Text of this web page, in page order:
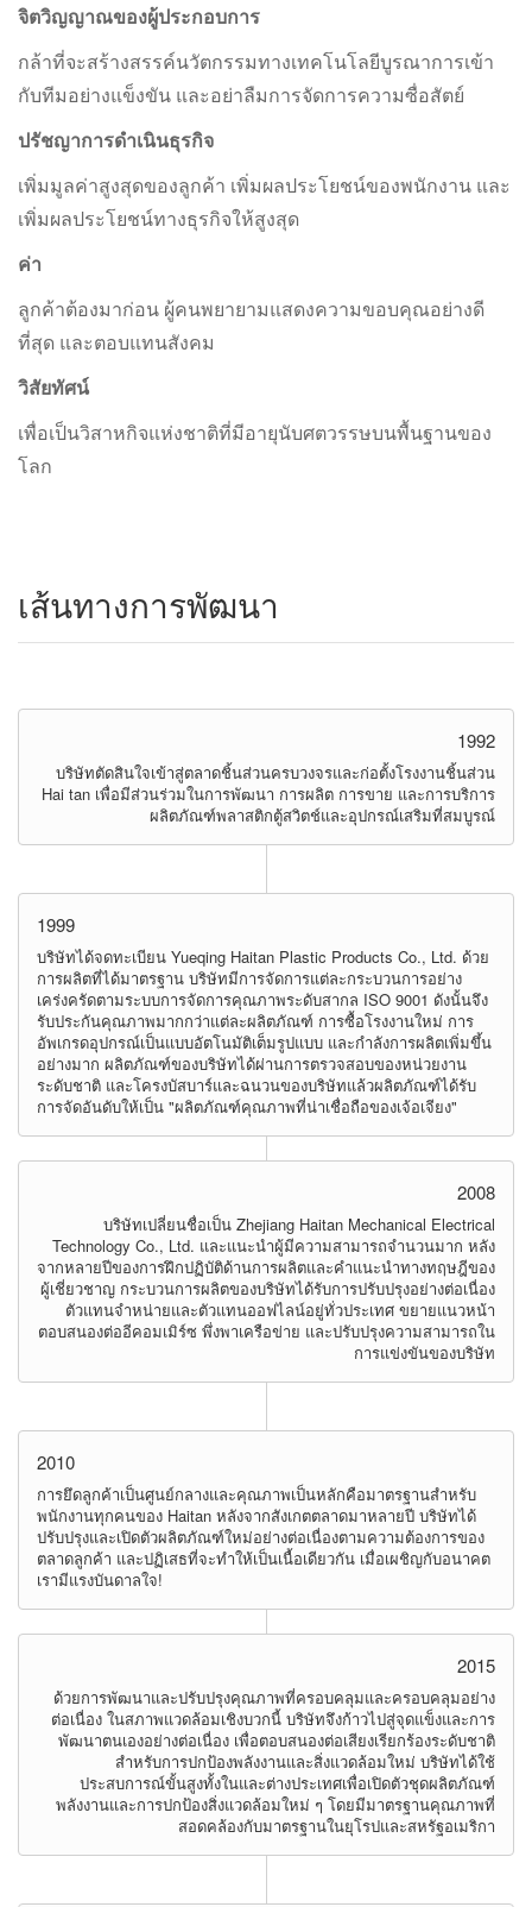
จิตวิญญาณของผู้ประกอบการ
กล้าที่จะสร้างสรรค์นวัตกรรมทางเทคโนโลยีบูรณาการเข้า
กับทีมอย่างแข็งขัน และอย่าลืมการจัดการความซื่อสัตย์
ปรัชญาการดำเนินธุรกิจ
เพิ่มมูลค่าสูงสุดของลูกค้า เพิ่มผลประโยชน์ของพนักงาน และ
เพิ่มผลประโยชน์ทางธุรกิจให้สูงสุด
ค่า
ลูกค้าต้องมาก่อน ผู้คนพยายามแสดงความขอบคุณอย่างดี
ที่สุด และตอบแทนสังคม
วิสัยทัศน์
เพื่อเป็นวิสาหกิจแห่งชาติที่มีอายุนับศตวรรษบนพื้นฐานของ
โลก
เส้นทางการพัฒนา
1992
บริษัทตัดสินใจเข้าสู่ตลาดชิ้นส่วนครบวงจรและก่อตั้งโรงงานชิ้นส่วน
Hai tan เพื่อมีส่วนร่วมในการพัฒนา การผลิต การขาย และการบริการ
ผลิตภัณฑ์พลาสติกตู้สวิตช์และอุปกรณ์เสริมที่สมบูรณ์
1999
บริษัทได้จดทะเบียน Yueqing Haitan Plastic Products Co., Ltd. ด้วย
การผลิตที่ได้มาตรฐาน บริษัทมีการจัดการแต่ละกระบวนการอย่าง
เคร่งครัดตามระบบการจัดการคุณภาพระดับสากล ISO 9001 ดังนั้นจึง
รับประกันคุณภาพมากกว่าแต่ละผลิตภัณฑ์ การซื้อโรงงานใหม่ การ
อัพเกรดอุปกรณ์เป็นแบบอัตโนมัติเต็มรูปแบบ และกำลังการผลิตเพิ่มขึ้น
อย่างมาก ผลิตภัณฑ์ของบริษัทได้ผ่านการตรวจสอบของหน่วยงาน
ระดับชาติ และโครงบัสบาร์และฉนวนของบริษัทแล้วผลิตภัณฑ์ได้รับ
การจัดอันดับให้เป็น "ผลิตภัณฑ์คุณภาพที่น่าเชื่อถือของเจ้อเจียง"
2008
บริษัทเปลี่ยนชื่อเป็น Zhejiang Haitan Mechanical Electrical
Technology Co., Ltd. และแนะนำผู้มีความสามารถจำนวนมาก หลัง
จากหลายปีของการฝึกปฏิบัติด้านการผลิตและคำแนะนำทางทฤษฎีของ
ผู้เชี่ยวชาญ กระบวนการผลิตของบริษัทได้รับการปรับปรุงอย่างต่อเนื่อง
ตัวแทนจำหน่ายและตัวแทนออฟไลน์อยู่ทั่วประเทศ ขยายแนวหน้า
ตอบสนองต่ออีคอมเมิร์ซ พึ่งพาเครือข่าย และปรับปรุงความสามารถใน
การแข่งขันของบริษัท
2010
การยึดลูกค้าเป็นศูนย์กลางและคุณภาพเป็นหลักคือมาตรฐานสำหรับ
พนักงานทุกคนของ Haitan หลังจากสังเกตตลาดมาหลายปี บริษัทได้
ปรับปรุงและเปิดตัวผลิตภัณฑ์ใหม่อย่างต่อเนื่องตามความต้องการของ
ตลาดลูกค้า และปฏิเสธที่จะทำให้เป็นเนื้อเดียวกัน เมื่อเผชิญกับอนาคต
เรามีแรงบันดาลใจ!
2015
ด้วยการพัฒนาและปรับปรุงคุณภาพที่ครอบคลุมและครอบคลุมอย่าง
ต่อเนื่อง ในสภาพแวดล้อมเชิงบวกนี้ บริษัทจึงก้าวไปสู่จุดแข็งและการ
พัฒนาตนเองอย่างต่อเนื่อง เพื่อตอบสนองต่อเสียงเรียกร้องระดับชาติ
สำหรับการปกป้องพลังงานและสิ่งแวดล้อมใหม่ บริษัทได้ใช้
ประสบการณ์ขั้นสูงทั้งในและต่างประเทศเพื่อเปิดตัวชุดผลิตภัณฑ์
พลังงานและการปกป้องสิ่งแวดล้อมใหม่ ๆ โดยมีมาตรฐานคุณภาพที่
สอดคล้องกับมาตรฐานในยุโรปและสหรัฐอเมริกา